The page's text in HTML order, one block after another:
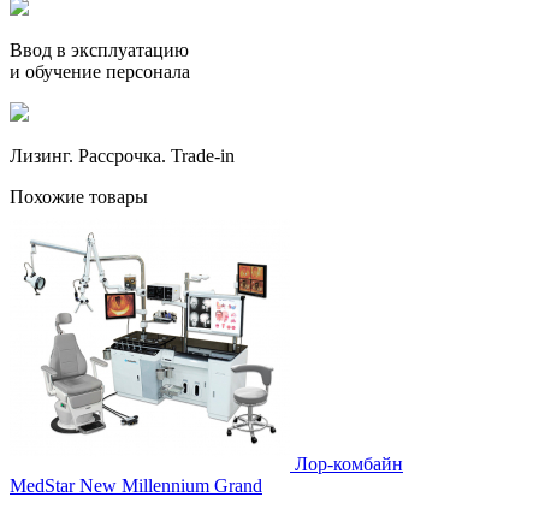
Ввод в эксплуатацию
и обучение персонала
Лизинг. Рассрочка. Trade-in
Похожие товары
Лор-комбайн
MedStar New Millennium Grand